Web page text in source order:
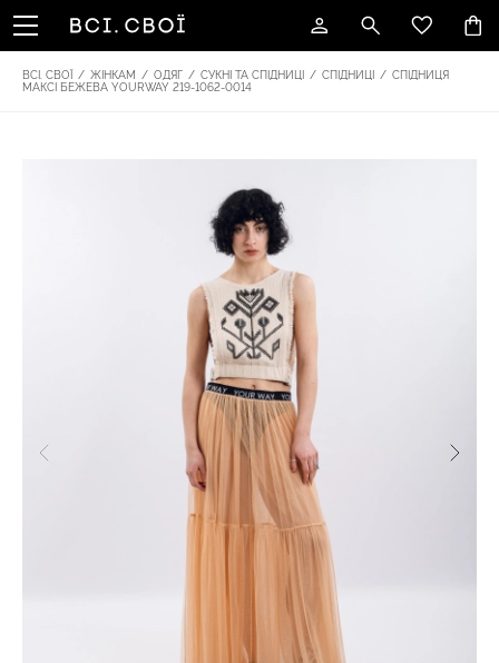
ВСІ. СВОЇ / ЖІНКАМ / ОДЯГ / СУКНІ ТА СПІДНИЦІ / СПІДНИЦІ / СПІДНИЦЯ
МАКСІ БЕЖЕВА YOURWAY 219-1062-0014